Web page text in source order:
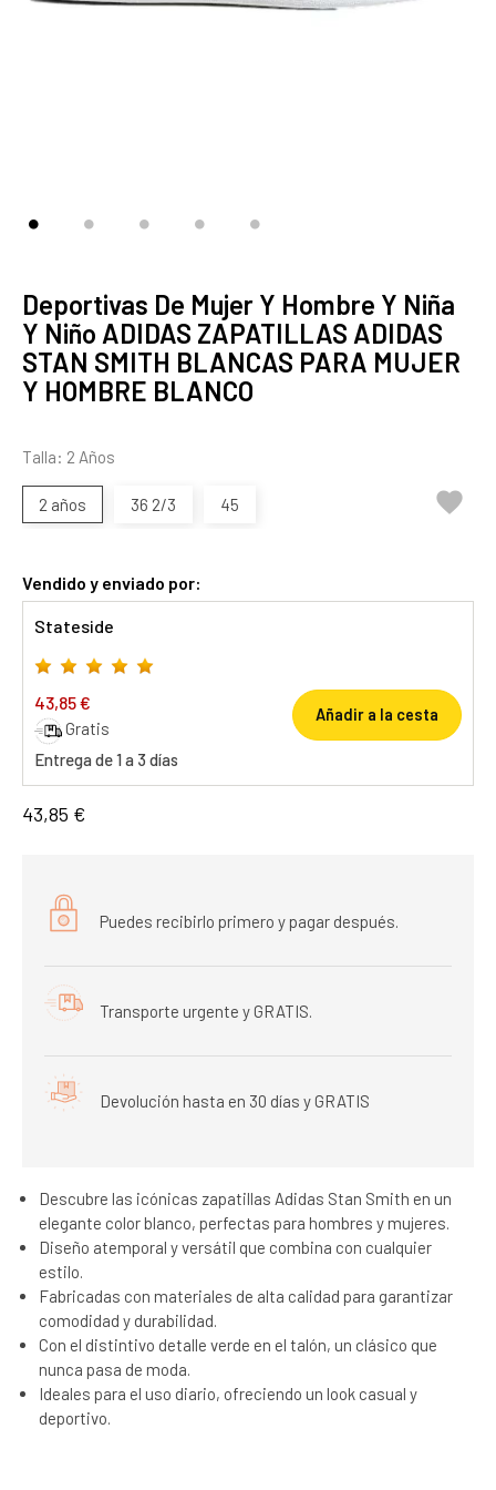
Deportivas De Mujer Y Hombre Y Niña
Y Niño ADIDAS ZAPATILLAS ADIDAS
STAN SMITH BLANCAS PARA MUJER
Y HOMBRE BLANCO
Talla: 2 Años
2 años 36 2/3 45 
Vendido y enviado por:
Stateside
43,85 €
Gratis
Entrega de 1 a 3 días
Añadir a la cesta
43,85 €
Puedes recibirlo primero y pagar después.
Transporte urgente y GRATIS.
Devolución hasta en 30 días y GRATIS
Descubre las icónicas zapatillas Adidas Stan Smith en un
elegante color blanco, perfectas para hombres y mujeres.
Diseño atemporal y versátil que combina con cualquier
estilo.
Fabricadas con materiales de alta calidad para garantizar
comodidad y durabilidad.
Con el distintivo detalle verde en el talón, un clásico que
nunca pasa de moda.
Ideales para el uso diario, ofreciendo un look casual y
deportivo.